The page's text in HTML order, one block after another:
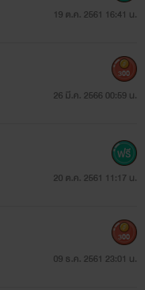
19 ต.ค. 2561 16:41 น.
26 มี.ค. 2566 00:59 น.
300
20 ต.ค. 2561 11:17 น.
09 ธ.ค. 2561 23:01 น.
300